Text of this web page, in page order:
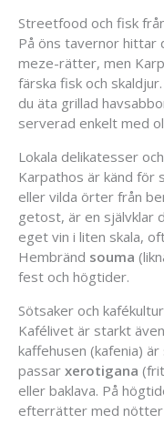
Streetfood och fisk
På öns tavernor hittar
meze-rätter, men
färska fisk och
du äta grillad
serverad enkelt med
Lokala delikatesser
Karpathos är känd för
eller vilda örter från
getost, är en självklar
eget vin i liten skala,
Hembränd souma
fest och högtider.
Sötsaker och kafékultur
Kafélivet är starkt
kaffehusen (kafenia)
passar xerotigana
eller baklava. På
efterrätter med nötter